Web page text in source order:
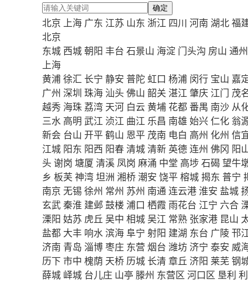
确定
北京 上海 广东 江苏 山东 浙江 四川 河南 湖北福
北京
东城 西城朝阳 丰台 石景山 海淀 门头沟 房山 通州
上海
黄浦徐汇 长宁 静安 普陀 虹口 杨浦 闵行 宝山 嘉
广州 深圳 珠海 汕头佛山 韶关 湛江 肇庆 江门 茂
越秀 海珠 荔湾 天河 白云黄埔 花都番禺 南沙 从
三水 高明 武江 浈江 曲江 乐昌 南雄 始兴仁化 翁
新会 台山 开平鹤山 恩平 茂南 电白 高州 化州 信
江城 阳东 阳西 阳春清城清新 英德连州 佛冈 阳
头谢岗 塘厦 清溪 凤岗 麻涌 中堂 高埗石碣 望牛
乡 板芙 神湾坦洲 湘桥潮安 饶平榕城揭东 普宁
南京 无锡 徐州 常州 苏州 南通连云港淮安 盐城
玄武秦淮 建邺鼓楼 浦口 栖霞 雨花台 江宁 六合
溧阳 姑苏 虎丘 吴中 相城吴江 常熟 张家港 昆山
盐都 大丰 响水滨海阜宁 射阳 建湖 东台 广陵邗
济南 青岛 淄博枣庄 东营 烟台 潍坊济宁 泰安 威
历下市中 槐荫 天桥 历城 长清章丘 济阳 莱芜钢
薛城 峄城 台儿庄 山亭 滕州 东营区 河口区 垦利